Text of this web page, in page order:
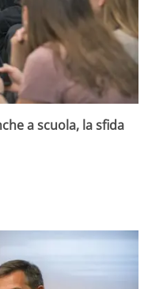
a scuola, la sfida